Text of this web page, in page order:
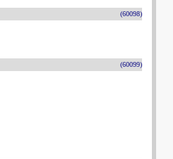
(60098)
(60099)